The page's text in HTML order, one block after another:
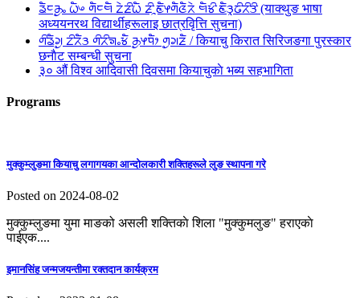
ᤕᤠᤰᤌᤢᤱ ᤐᤠᤴ ᤛᤠᤰᤗᤠ ᤁᤧᤏᤡᤐᤠ ᤏᤡᤳᤇᤠᤶᤛᤠᤜᤠᤖᤧ ᤗᤠᤃᤡ ᤇᤠᤋᤪᤒᤡᤖᤡᤋᤡ (याक्थुङ भाषा
अध्ययनरथ विद्यार्थीहरूलाइ छात्रवृित्ति सुचना)
ᤛᤡᤕᤠᤆᤢ ᤁᤡᤖᤠᤋ ᤛᤡᤖᤡᤈᤱᤃᤠ ᤌᤢᤶᤄᤥ ᤛᤢᤆᤏᤠ / कियाचु किरात सिरिजङगा पुरस्कार
छनाैट सम्बन्धी सुचना
३० औं विश्व आदिवासी दिवसमा कियाचुकाे भब्य सहभागिता
Programs
मुक्कुम्लुङमा कियाचु लगागयका आन्दाेलकारी शक्तिहरूले लुङ स्थापना गरे
Posted on 2024-08-02
मुक्कुम्लुङमा युमा माङको असली शक्तिकाे शिला "मुक्कुमलुङ" हराएकाे
पाईएक....
इमानसिंह जन्मजयन्तीमा रक्तदान कार्यक्रम